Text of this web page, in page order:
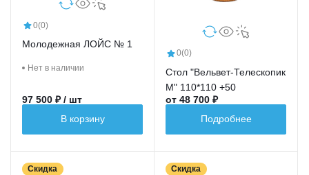
0(0)
Молодежная ЛОЙС № 1
Нет в наличии
97 500 ₽ / шт
В корзину
0(0)
Стол "Вельвет-Телескопик
М" 110*110 +50
от 48 700 ₽
Подробнее
Скидка Скидка